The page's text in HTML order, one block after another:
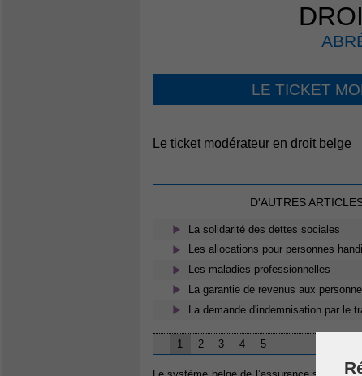
LE TICKET
Le ticket modérateur en droit belge
D'AUTRES
La solidarité des dettes sociales
Les allocations pour personnes
Les maladies professionnelles
La garantie de revenus aux
La demande d'indemnisation par le
1 2 3 4 5